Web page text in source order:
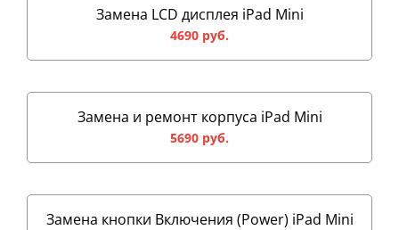
Замена LCD дисплея iPad Mini
4690 руб.
Замена и ремонт корпуса iPad Mini
5690 руб.
Замена кнопки Включения (Power) iPad Mini